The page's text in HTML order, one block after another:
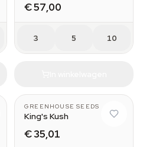
€ 57,00
3 5 10
GREENHOUSE SEEDS
King's Kush
€ 35,01